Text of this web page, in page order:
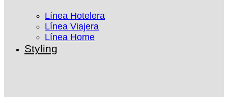
Línea Hotelera
Línea Viajera
Línea Home
Styling